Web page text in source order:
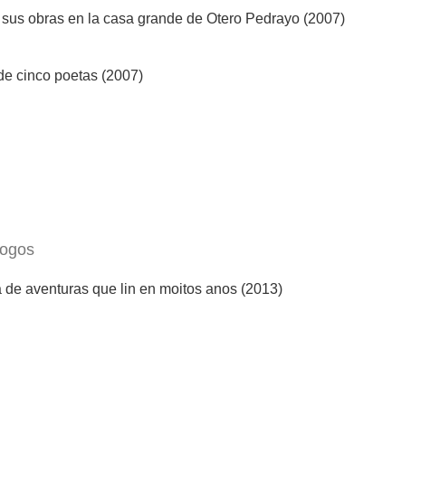
obras en la casa grande de Otero Pedrayo (2007)
cinco poetas (2007)
de aventuras que lin en moitos anos (2013)